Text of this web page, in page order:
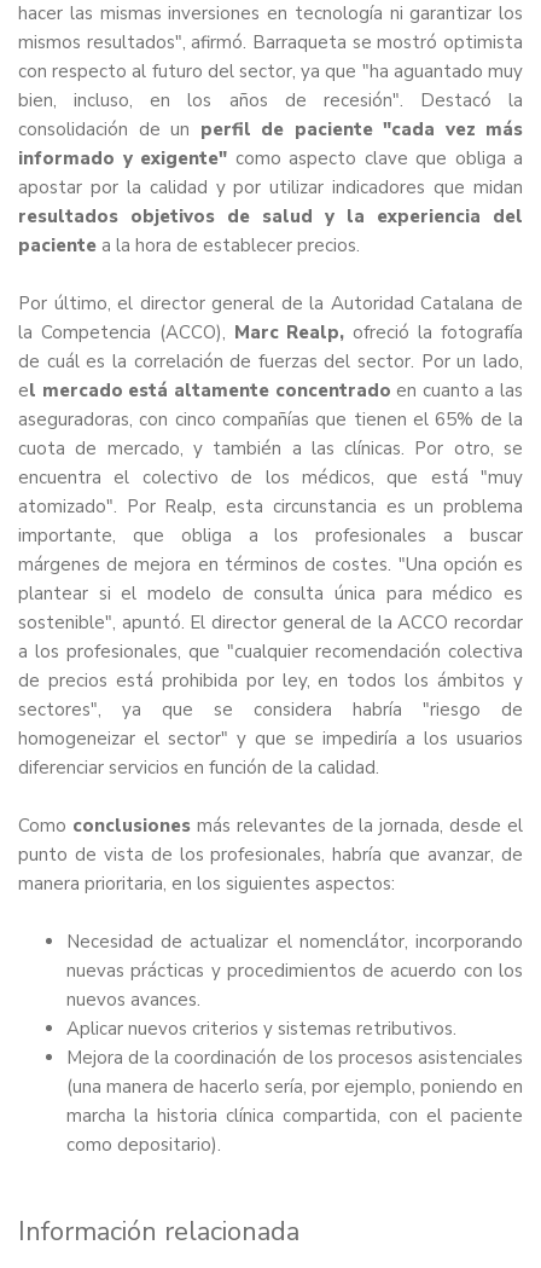
hacer las mismas inversiones en tecnología ni garantizar los
mismos resultados", afirmó. Barraqueta se mostró optimista
con respecto al futuro del sector, ya que "ha aguantado muy
bien, incluso, en los años de recesión". Destacó la
consolidación de un perfil de paciente "cada vez más
informado y exigente" como aspecto clave que obliga a
apostar por la calidad y por utilizar indicadores que midan
resultados objetivos de salud y la experiencia del
paciente a la hora de establecer precios.
Por último, el director general de la Autoridad Catalana de
la Competencia (ACCO), Marc Realp, ofreció la fotografía
de cuál es la correlación de fuerzas del sector. Por un lado,
el mercado está altamente concentrado en cuanto a las
aseguradoras, con cinco compañías que tienen el 65% de la
cuota de mercado, y también a las clínicas. Por otro, se
encuentra el colectivo de los médicos, que está "muy
atomizado". Por Realp, esta circunstancia es un problema
importante, que obliga a los profesionales a buscar
márgenes de mejora en términos de costes. "Una opción es
plantear si el modelo de consulta única para médico es
sostenible", apuntó. El director general de la ACCO recordar
a los profesionales, que "cualquier recomendación colectiva
de precios está prohibida por ley, en todos los ámbitos y
sectores", ya que se considera habría "riesgo de
homogeneizar el sector" y que se impediría a los usuarios
diferenciar servicios en función de la calidad.
Como conclusionesmás relevantes de la jornada, desde el
punto de vista de los profesionales, habría que avanzar, de
manera prioritaria, en los siguientes aspectos:
Necesidad de actualizar el nomenclátor, incorporando
nuevas prácticas y procedimientos de acuerdo con los
nuevos avances.
Aplicar nuevos criterios y sistemas retributivos.
Mejora de la coordinación de los procesos asistenciales
(una manera de hacerlo sería, por ejemplo, poniendo en
marcha la historia clínica compartida, con el paciente
como depositario).
Información relacionada